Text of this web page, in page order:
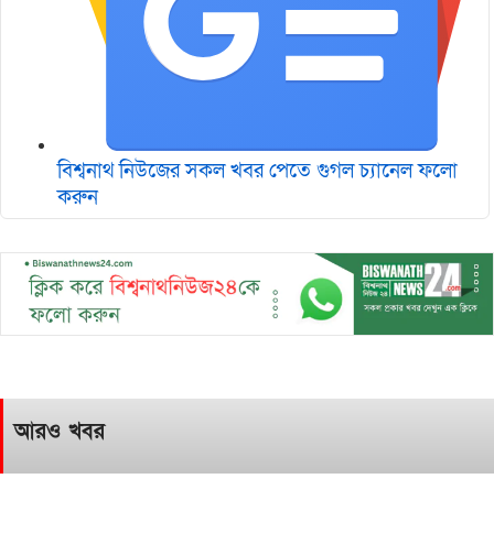
বিশ্বনাথ নিউজের সকল খবর পেতে গুগল চ‌্যানেল ফলো
করুন
আরও খবর